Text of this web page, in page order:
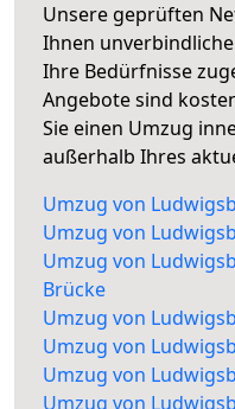
Unsere geprüften
Ihnen
Ihre Bedürfnisse
Angebote sind
Sie einen Umzug
außerhalb Ihres
Umzug von
Umzug von
Umzug von
Brücke
Umzug von
Umzug von
Umzug von
Umzug von